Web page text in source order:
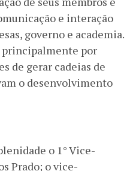
e interação
governo e academia.
principalmente por
de gerar cadeias de
o desenvolvimento
o 1° Vice-
Prado; o vice-